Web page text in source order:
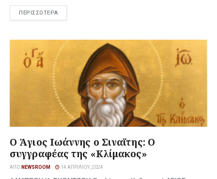
ΠΕΡΙΣΣΟΤΕΡΑ
O Άγιος Ιωάννης ο Σιναϊτης: Ο
συγγραφέας της «Κλίμακος»
ΑΠΌ NEWSROOM 14 ΑΠΡΙΛΊΟΥ, 2024